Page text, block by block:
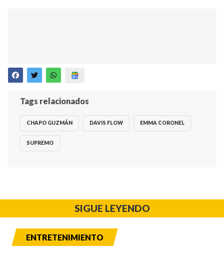
Tags relacionados
CHAPO GUZMÁN DAVIS FLOW EMMA CORONEL
SUPREMO
SIGUE LEYENDO
ENTRETENIMIENTO